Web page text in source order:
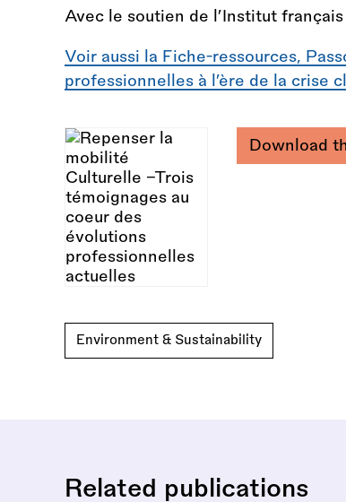
Avec le soutien de l’Institut
Voir aussi la Fiche-ressources,
professionnelles à l’ère de la crise
Download
Environment & Sustainability
Related publications